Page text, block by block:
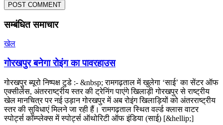
POST COMMENT
सम्बंधित समाचार
खेल
गोरखपुर बनेगा रोइंग का पावरहाउस
गोरखपुर ब्यूरो निष्पक्ष टुडे :- &nbsp; रामगढ़ताल में खुलेगा ‘साई’ का सेंटर ऑफ
एक्सीलेंस, अंतरराष्ट्रीय स्तर की ट्रेनिंग पाएंगे खिलाड़ी गोरखपुर से राष्ट्रीय
खेल मानचित्र पर नई उड़ान गोरखपुर में अब रोइंग खिलाड़ियों को अंतरराष्ट्रीय
स्तर की सुविधाएं मिलने जा रही हैं। रामगढ़ताल स्थित वर्ल्ड क्लास वाटर
स्पोर्ट्स कॉम्प्लेक्स में स्पोर्ट्स ऑथोरिटी ऑफ इंडिया (साई) [&hellip;]